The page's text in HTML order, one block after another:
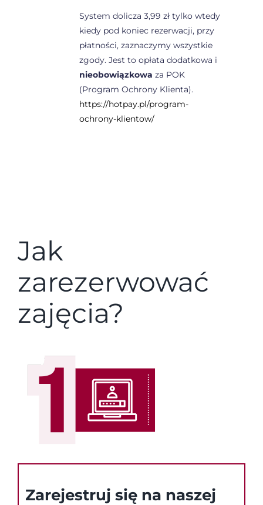
System dolicza 3,99 zł tylko wtedy
kiedy pod koniec rezerwacji, przy
płatności, zaznaczymy wszystkie
zgody. Jest to opłata dodatkowa i
nieobowiązkowa za POK
(Program Ochrony Klienta).
https://hotpay.pl/program-
ochrony-klientow/
Jak
zarezerwować
zajęcia?
Zarejestruj się na naszej